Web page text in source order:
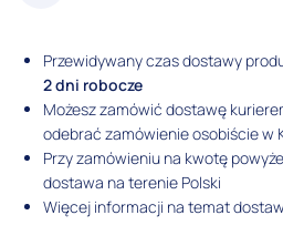
Przewidywany czas dostawy
2 dni robocze
Możesz zamówić dostawę
odebrać zamówienie osobiście w
Przy zamówieniu na kwotę
dostawa na terenie Polski
Więcej informacji na temat